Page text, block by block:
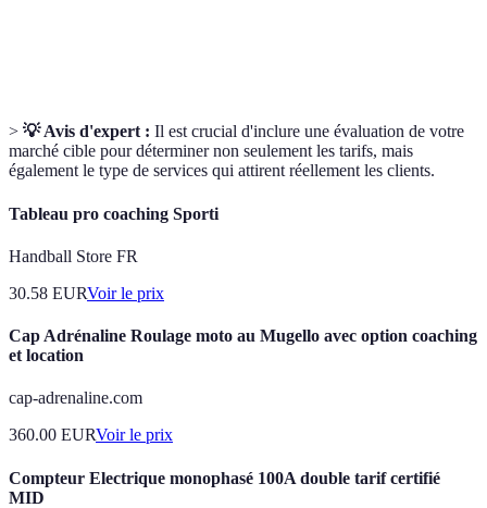
> 💡 Avis d'expert : Il est crucial d'inclure une évaluation de votre
marché cible pour déterminer non seulement les tarifs, mais
également le type de services qui attirent réellement les clients.
Tableau pro coaching Sporti
Handball Store FR
30.58 EURVoir le prix
Cap Adrénaline Roulage moto au Mugello avec option coaching
et location
cap-adrenaline.com
360.00 EURVoir le prix
Compteur Electrique monophasé 100A double tarif certifié
MID